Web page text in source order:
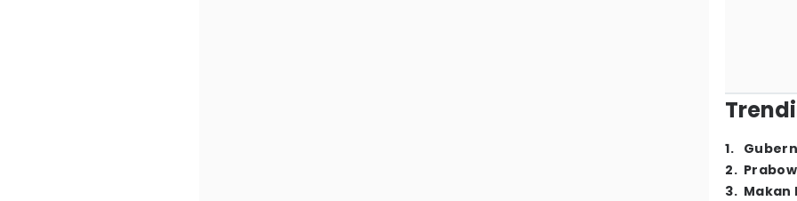
1.
2.
3. Makan